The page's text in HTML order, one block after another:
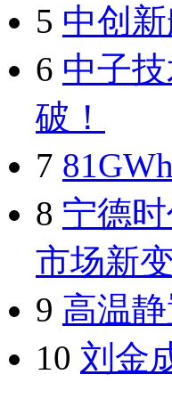
5 中创
6 中子
破！
7
8 宁德
市场新
9 高温
10 刘金